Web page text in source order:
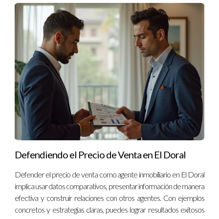
Preguntas Frecuentes
¿Cuál es el rol principal de un líder en un equipo
inmobiliario?
El rol principal es guiar y motivar al equipo hacia objetivos
comunes, asegurando que todos estén alineados y
comprometidos.
¿Cómo puede un líder mejorar la comunicación
en su equipo?
Implementando reuniones regulares y promoviendo un
ideas y preocupaciones.
¿Qué características son esenciales en un buen
líder inmobiliario?
La comunicación efectiva, empatía, flexibilidad y capacidad
Defendiendo el Precio de Venta en El Doral
Defender el precio de venta como agente inmobiliario en El Doral
implica usar datos comparativos, presentar información de manera
efectiva y construir relaciones con otros agentes. Con ejemplos
concretos y estrategias claras, puedes lograr resultados exitosos